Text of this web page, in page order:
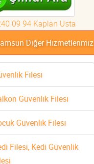
09 94 Kaplan Usta
Diğer Hizmetlerimiz
Filesi
Güvenlik Filesi
Güvenlik Filesi
Filesi, Kedi Güvenlik